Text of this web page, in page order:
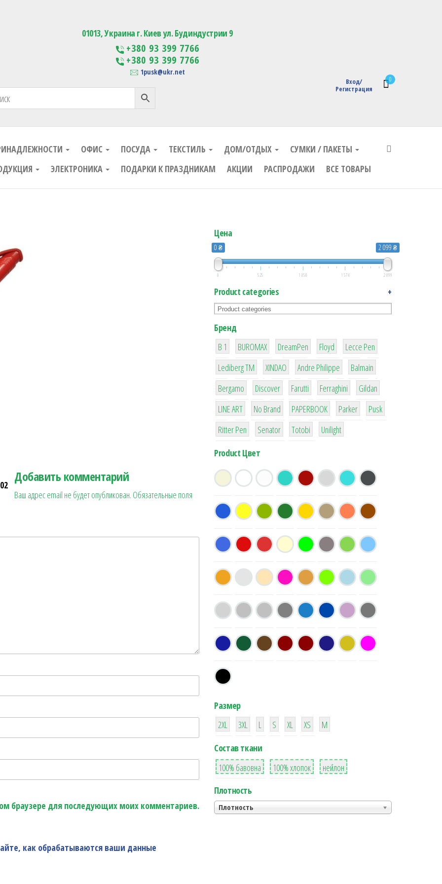
Изготовление сувенирной продукции с логотипом
0
Вход/
Регистрация
01013, Украина г. Киев ул. Будиндустрии 9
+380 93 399 7766
+380 93 399 7766
1pusk@ukr.net
ОФИС ПОСУДА ТЕКСТИЛЬ ДОМ/ОТДЫХ
СУМКИ / ПАКЕТЫ
ЭЛЕКТРОНИКА ПОДАРКИ К ПРАЗДНИКАМ АКЦИИ РАСПРОДАЖИ ВСЕ ТОВАРЫ
Добавить комментарий
Ваш адрес email не будет опубликован. Обязательные поля
браузере для последующих моих комментариев.
как обрабатываются ваши данные
Цена
0 ₴ 2 099 ₴
0 525 1 050 1 574 2 099
Product categories +
Бренд
B 1
1
BUROMAX
1
DreamPen
2
Floyd
2
Lecce Pen
3
Lediberg ТМ
3
XINDAO
1
Andre Philippe
4
Balmain
26
Bergamo
64
Discover
299
Farutti
4
Ferraghini
42
Gildan
4
LINE ART
90
No Brand
8
PAPERBOOK
6
Parker
2
Pusk
22
Ritter Pen
15
Senator
43
Totobi
1
Unilight
Product Цвет
Размер
38
2XL
16
3XL
42
L
42
S
42
XL XS
М
Состав ткани
8
100% бавовна
36
100% хлопок
2
нейлон
Плотность
Плотность